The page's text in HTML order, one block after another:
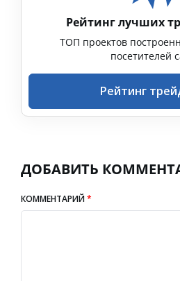
Рейтинг лучших
ТОП проектов
посетителей
Рейтинг
ДОБАВИТЬ
КОММЕНТАРИЙ*